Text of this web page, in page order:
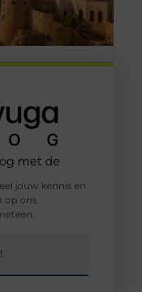
met de
jouw kennis en
op ons